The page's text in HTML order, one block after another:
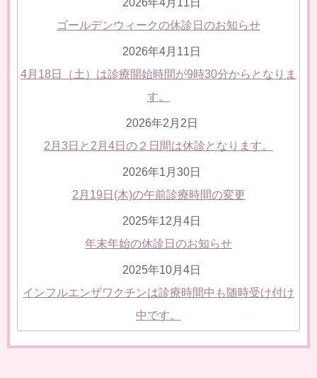
2026年4月11日
ゴールデンウィークの休診日のお知らせ
2026年4月11日
4月18日（土）は診療開始時間が9時30分からとなりま
す。
2026年2月2日
2月3日と2月4日の２日間は休診となります。
2026年1月30日
2月19日(木)の午前診療時間の変更
2025年12月4日
年末年始の休診日のお知らせ
2025年10月4日
インフルエンザワクチンは診療時間中も随時受け付け
中です。